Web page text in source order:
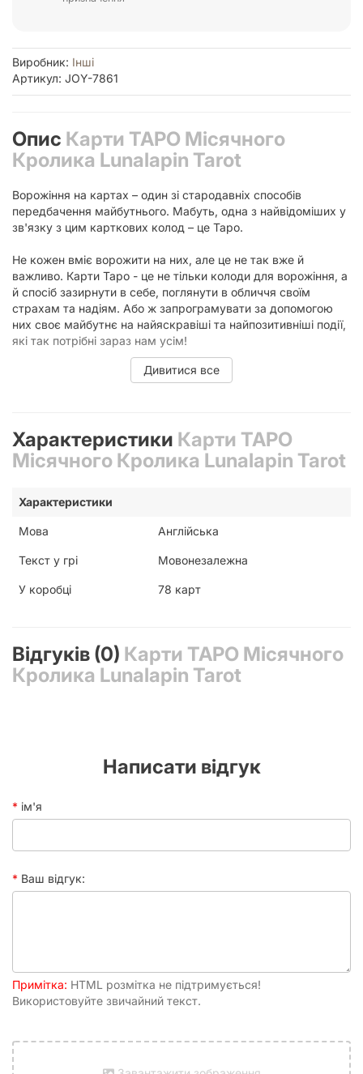
Виробник: Інші
Артикул: JOY-7861
Опис Карти ТАРО Місячного
Кролика Lunalapin Tarot
Ворожіння на картах – один зі стародавніх способів
передбачення майбутнього. Мабуть, одна з найвідоміших у
зв'язку з цим карткових колод – це Таро.
Не кожен вміє ворожити на них, але це не так вже й
важливо. Карти Таро - це не тільки колоди для ворожіння, а
й спосіб зазирнути в себе, поглянути в обличчя своїм
страхам та надіям. Або ж запрограмувати за допомогою
них своє майбутнє на найяскравіші та найпозитивніші події,
які так потрібні зараз нам усім!
Особливості карток:
Закруглені кути
Дивитися все
Характеристики Карти ТАРО
Місячного Кролика Lunalapin Tarot
Характеристики
Мова Англійська
Текст у грі Мовонезалежна
У коробці 78 карт
Відгуків (0) Карти ТАРО Місячного
Кролика Lunalapin Tarot
Написати відгук
ім'я
Ваш відгук:
Примітка: HTML розмітка не підтримується!
Використовуйте звичайний текст.